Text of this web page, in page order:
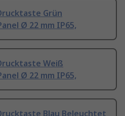
Grün
Ø 22 mm IP65,
Weiß
Ø 22 mm IP65,
Blau Beleuchtet